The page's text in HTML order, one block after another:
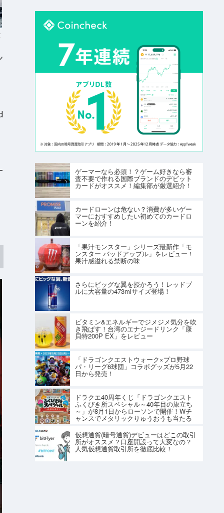
ゲーマーなら必須！？ゲーム好きなら審
査不要で作れる国際ブランドのデビット
カードがオススメ！編集部が厳選紹介！
カードローンは危ない？消費が多いゲー
マーにおすすめしたい初めてのカードロ
ーンを紹介！
「果汁モンスター」シリーズ最新作「モ
ンスター バッドアップル」をレビュー！
果汁感溢れる禁断の味
さらにビッグな翼を授かろう！レッドブ
ルに大容量の473mlサイズ登場！
ビタミン&エネルギーでジメジメ気分を吹
き飛ばす！台湾のエナジードリンク「康
貝特200P EX」をレビュー
「ドラゴンクエストウォーク×プロ野球
パ・リーグ6球団」コラボグッズが5月22
日から発売！
ドラクエ40周年くじ「ドラゴンクエスト
ふくびき所スペシャル～40年目の旅立ち
～」が8月1日からローソンで開催！Wチ
ャンスでメタリックりゅうおうも当たる
仮想通貨(暗号通貨)デビューはどこの取引
所がオススメ？口座開設って大変なの？
人気仮想通貨取引所を徹底比較！